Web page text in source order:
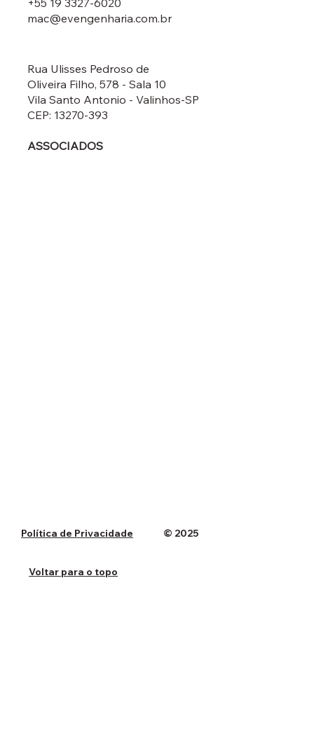
Dúvidas sobre a aplicação de materiais
não convencionais em estruturas de
mac@evengenharia.com.br
Rua Ulisses Pedroso de
Oliveira Filho, 578 - Sala 10
Vila Santo Antonio - Valinhos-SP
CEP: 13270-393
ASSOCIADOS
Política de Privacidade
Voltar para o topo
© 2025